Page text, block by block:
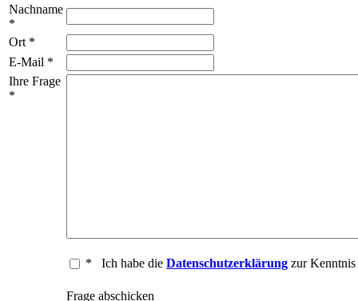
Nachname
*
Ort *
E-Mail *
Ihre Frage
*
* Ich habe die Datenschutzerklärung zur Kenntnis
Frage abschicken